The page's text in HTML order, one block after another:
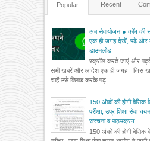
Popular Recent
अब सेवायोजन ● कॉम की
एक ही जगह देखें, पढ़ें
डाउनलोड
स्क्रॉल करते जाएं और
सभी खबरें और आदेश एक ही जगह। जिस
चाहें उसे क्लिक करके पढ़...
150 अंकों की होगी बेसिक
परीक्षा, उप्र शिक्षा सेवा
संरचना व पाठ्यक्रम
150 अंकों की होगी बेसिक